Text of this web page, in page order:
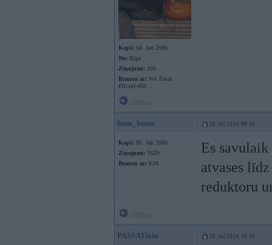
Kopš: 04. Jan 2006
No: Rīga
Ziņojumi: 105
Braucu ar: Wv Pasat
f31/sxf-450
bum_bumz 29. Jul 2014, 09:50
Kopš: 05. Jan 2006
Ziņojumi: 7629
Braucu ar: E34
Es
atvases
reduktoru
PASSATizhi 29. Jul 2014, 16:38